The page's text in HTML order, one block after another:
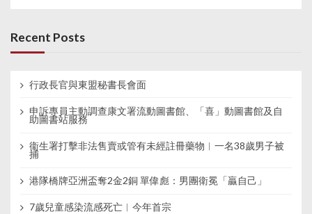
Recent Posts
行政長官與東盟秘書長會面
申訴專員主動調查康文署流動圖書館、「喜」動圖書館及自
助圖書站服務
衞生署打擊非法售賣或管有未經註冊藥物︱一名38歲男子被
捕
港隊橋牌亞洲盃奪2金2銅 單偉彪：男團衛冕「贏自己」
7歲兒童感染流感死亡︱今年首宗